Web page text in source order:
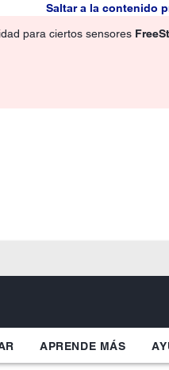
Saltar a la contenido
para ciertos sensores
APRENDE MÁS